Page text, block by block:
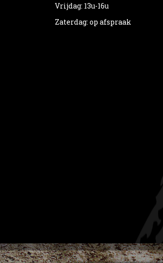
Vrijdag: 13u-16u
Zaterdag: op afspraak